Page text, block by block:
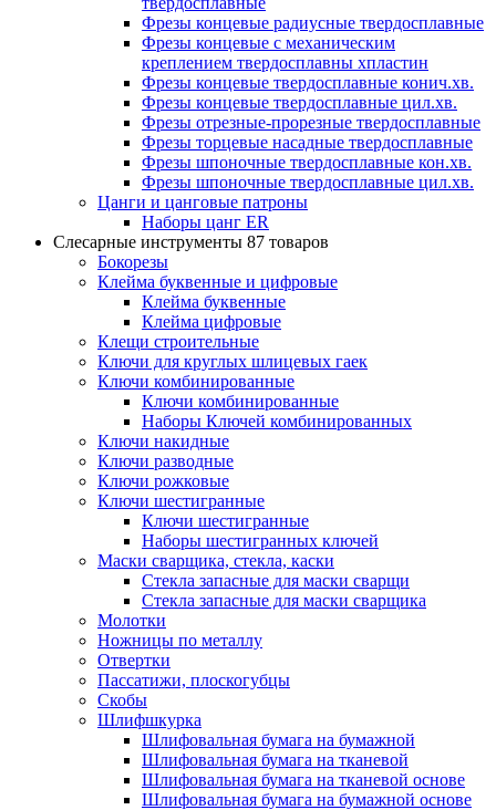
Фрезы концевые радиусные твердосплавные
Фрезы концевые с механическим
креплением твердосплавны хпластин
Фрезы концевые твердосплавные конич.хв.
Фрезы концевые твердосплавные цил.хв.
Фрезы отрезные-прорезные твердосплавные
Фрезы торцевые насадные твердосплавные
Фрезы шпоночные твердосплавные кон.хв.
Фрезы шпоночные твердосплавные цил.хв.
Цанги и цанговые патроны
Наборы цанг ER
Слесарные инструменты 87 товаров
Бокорезы
Клейма буквенные и цифровые
Клейма буквенные
Клейма цифровые
Клещи строительные
Ключи для круглых шлицевых гаек
Ключи комбинированные
Ключи комбинированные
Наборы Ключей комбинированных
Ключи накидные
Ключи разводные
Ключи рожковые
Ключи шестигранные
Ключи шестигранные
Наборы шестигранных ключей
Маски сварщика, стекла, каски
Стекла запасные для маски сварщи
Стекла запасные для маски сварщика
Молотки
Ножницы по металлу
Отвертки
Пассатижи, плоскогубцы
Скобы
Шлифшкурка
Шлифовальная бумага на бумажной
Шлифовальная бумага на тканевой
Шлифовальная бумага на тканевой основе
Шлифовальная бумага на бумажной основе